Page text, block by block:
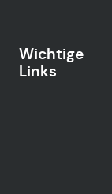
Wichtige
Links